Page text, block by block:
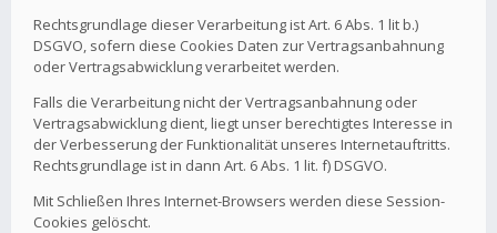
Rechtsgrundlage dieser Verarbeitung ist Art. 6 Abs. 1 lit b.)
DSGVO, sofern diese Cookies Daten zur Vertragsanbahnung
oder Vertragsabwicklung verarbeitet werden.
Falls die Verarbeitung nicht der Vertragsanbahnung oder
Vertragsabwicklung dient, liegt unser berechtigtes Interesse in
der Verbesserung der Funktionalität unseres Internetauftritts.
Rechtsgrundlage ist in dann Art. 6 Abs. 1 lit. f) DSGVO.
Mit Schließen Ihres Internet-Browsers werden diese Session-
Cookies gelöscht.